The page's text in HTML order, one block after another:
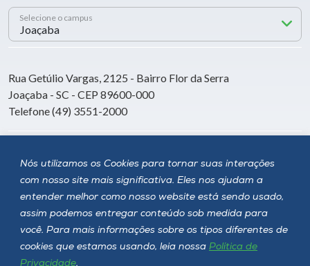
Nós utilizamos os Cookies para tornar suas interações
com nosso site mais significativa. Eles nos ajudam a
entender melhor como nosso website está sendo usado,
assim podemos entregar conteúdo sob medida para
você. Para mais informações sobre os tipos diferentes de
cookies que estamos usando, leia nossa Política de
Privacidade.
Selecione o campus
Rua Getúlio Vargas, 2125 - Bairro Flor da Serra
Joaçaba - SC - CEP 89600-000
Telefone (49) 3551-2000
Siga a Unoesc